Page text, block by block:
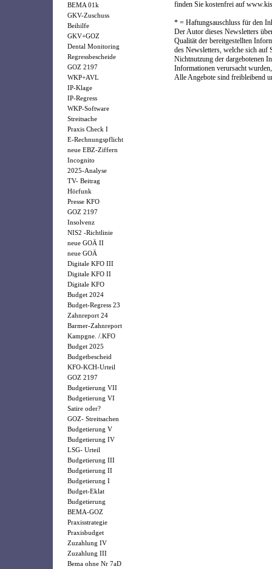
BEMA 01k
GKV-Zuschuss
Beihilfe
GKV+GOZ
Dental Monitoring
Regressbescheide
GOZ 2197
WKP+AVL
IP-Klage
IP-Regress
WKP-Software
Streitsache
Praxis Check I
E-Rechnungspflicht
neue EBZ-Ziffern
Incognito
2025-Analyse
TV- Beitrag
Hörfunk
Presse KFO
GOZ 2197
Insolvenz
NIS2 -Richtlinie
neue GOÄ II
neue GOÄ
Digitale KFO III
Digitale KFO II
Digitale KFO
Budget 2024
Budget-Regress 23
Zahnreport 24
Barmer-Zahnreport
Kampgne. /.KFO
Budget 2025
Budgetbescheid
KFO-KCH-Urteil
GOZ 2197
Budgetierung VII
Budgetierung VI
Satire oder?
GOZ- Streitsachen
Budgetierung V
Budgetierung IV
LSG- Urteil
Budgetierung III
Budgetierung II
Budgetierung I
Budget-Eklat
Budgetierung
BEMA-GOZ
Praxisstrategie
Praxisbudget
Zuzahlung IV
Zuzahlung III
Bema ohne Nr 7aD
finden Sie kostenfrei auf
* = Haftungsauschluss für den
Der Autor dieses Newsletters
Qualität der bereitgestellten
des Newsletters, welche sich auf
Nichtnutzung der dargebotenen
Informationen verursacht
Alle Angebote sind freibleibend